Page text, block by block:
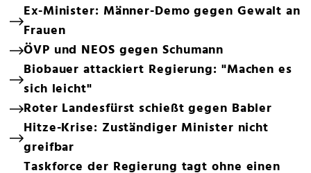
Ex-Minister: Männer-Demo gegen Gewalt an
Frauen
ÖVP und NEOS gegen Schumann
Biobauer attackiert Regierung: "Machen es
sich leicht"
Roter Landesfürst schießt gegen Babler
Hitze-Krise: Zuständiger Minister nicht
greifbar
Taskforce der Regierung tagt ohne einen